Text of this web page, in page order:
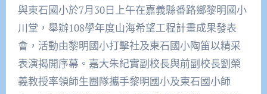
與東石國小於7月30日上午在嘉義縣番路鄉黎明國小
川堂，舉辦108學年度山海希望工程計畫成果發表
會，活動由黎明國小打擊社及東石國小陶笛以精采
表演揭開序幕。嘉大朱紀實副校長與前副校長劉榮
義教授率領師生團隊攜手黎明國小及東石國小師